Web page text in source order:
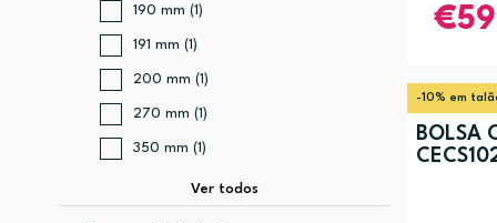
190 mm (1)
191 mm (1)
200 mm (1)
270 mm (1)
350 mm (1)
59
-10% em
BOLSA